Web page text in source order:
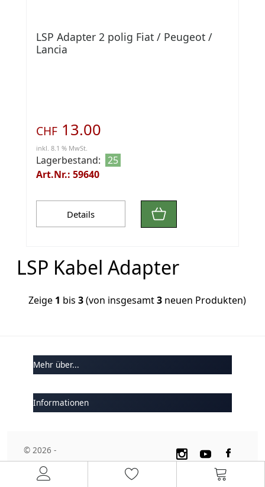
LSP Adapter 2 polig Fiat / Peugeot /
Lancia
CHF 13.00
inkl. 8.1 % MwSt.
Lagerbestand: 25
Art.Nr.: 59640
Details
LSP Kabel Adapter
Zeige 1 bis 3(von insgesamt3 neuen Produkten)
Mehr über...
Informationen
© 2026 -
Multiplanet GmbH